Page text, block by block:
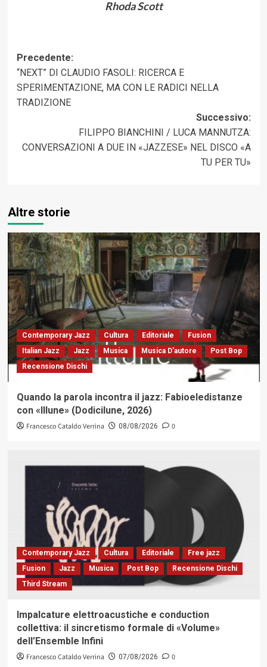
Rhoda Scott
Navigazione
articolo
Precedente:
“NEXT” DI CLAUDIO FASOLI: RICERCA E
SPERIMENTAZIONE, MA CON LE RADICI NELLA
TRADIZIONE
Successivo:
FILIPPO BIANCHINI / LUCA MANNUTZA:
CONVERSAZIONI A DUE IN «JAZZESE» NEL DISCO «A
TU PER TU»
Altre storie
Contemporary Jazz Cultura Editoriale
Fusion
Italian Jazz
Jazz Musica Musica D'autore
Post Bop
Recensione Dischi
Quando la parola incontra il jazz: Fabioeledistanze
con «Illune» (Dodicilune, 2026)
Francesco Cataldo Verrina 08/08/2026 0
Contemporary Jazz Cultura Editoriale
Free jazz
Fusion
Jazz Musica Post Bop
Recensione Dischi
Third Stream
Impalcature elettroacustiche e conduction
collettiva: il sincretismo formale di «Volume»
dell’Ensemble Infini
Francesco Cataldo Verrina 07/08/2026 0